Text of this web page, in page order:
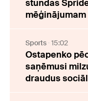
stundas
mēģinājumam
Sports 15:02
Ostapenko
saņēmusi
draudus